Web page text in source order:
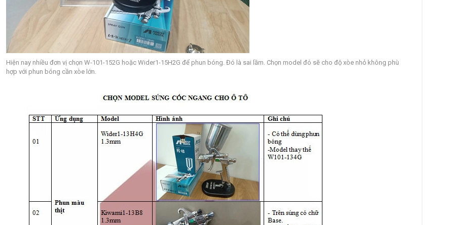
Hiện nay nhiều đơn vị chọn W-101-152G hoặc Wider1-15H2G để phun bóng. Đó là sai lầm. Chọn model đó sẽ cho độ xòe nhỏ không phù
hợp với phun bóng cần xòe lớn.